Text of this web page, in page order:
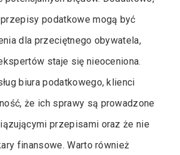
podatkowe mogą być
dla przeciętnego obywatela,
staje się nieoceniona.
biura podatkowego, klienci
że ich sprawy są prowadzone
przepisami oraz że nie
finansowe. Warto również